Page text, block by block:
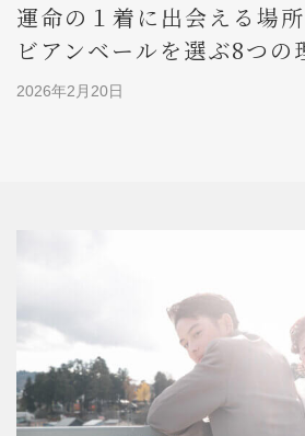
運命の１着に出会える場
ビアンベールを選ぶ8つの
2026年2月20日